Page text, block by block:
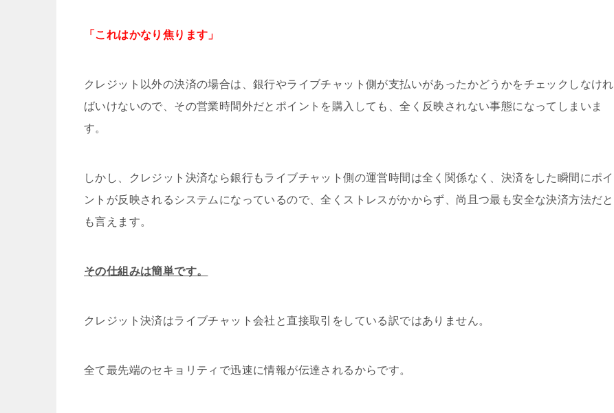
「これはかなり焦ります」
クレジット以外の決済の場合は、銀行やライブチャット側が支払いがあったかどうかをチェックしなけれ
ばいけないので、その営業時間外だとポイントを購入しても、全く反映されない事態になってしまいま
す。
しかし、クレジット決済なら銀行もライブチャット側の運営時間は全く関係なく、決済をした瞬間にポイ
ントが反映されるシステムになっているので、全くストレスがかからず、尚且つ最も安全な決済方法だと
も言えます。
その仕組みは簡単です。
クレジット決済はライブチャット会社と直接取引をしている訳ではありません。
全て最先端のセキョリティで迅速に情報が伝達されるからです。